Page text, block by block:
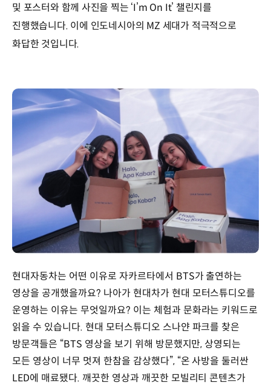
및 포스터와 함께 사진을 찍는 ‘I’m On It’ 챌린지를
진행했습니다. 이에 인도네시아의 MZ 세대가 적극적으로
화답한 것입니다.
현대자동차는 어떤 이유로 자카르타에서 BTS가 출연하는
영상을 공개했을까요? 나아가 현대차가 현대 모터스튜디오를
운영하는 이유는 무엇일까요? 이는 체험과 문화라는 키워드로
읽을 수 있습니다. 현대 모터스튜디오 스나얀 파크를 찾은
방문객들은 “BTS 영상을 보기 위해 방문했지만, 상영되는
모든 영상이 너무 멋져 한참을 감상했다”, “온 사방을 둘러싼
LED에 매료됐다. 깨끗한 영상과 깨끗한 모빌리티 콘텐츠가